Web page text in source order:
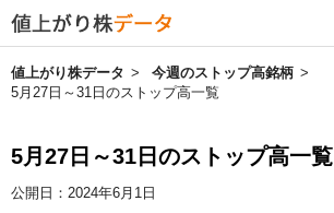
値上がり株データ
今週のストップ高銘柄
5月27日～31日のストップ高一覧
5月27日～31日のストップ高一覧
公開日： 2024年6月1日